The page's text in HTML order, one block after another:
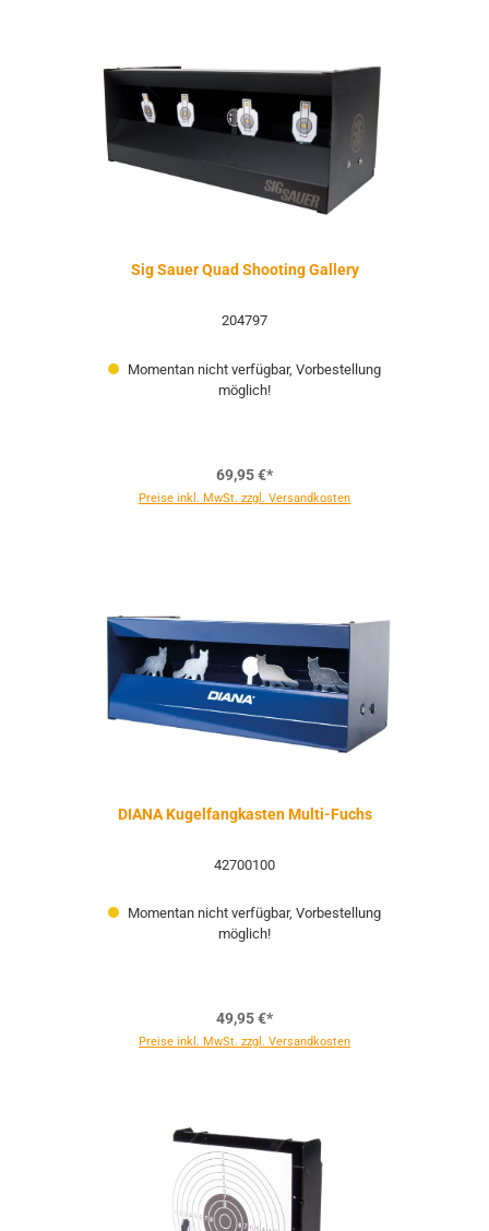
Sig Sauer Quad Shooting Gallery
204797
Momentan nicht verfügbar, Vorbestellung
möglich!
69,95 €*
Preise inkl. MwSt. zzgl. Versandkosten
DIANA Kugelfangkasten Multi-Fuchs
42700100
Momentan nicht verfügbar, Vorbestellung
möglich!
49,95 €*
Preise inkl. MwSt. zzgl. Versandkosten